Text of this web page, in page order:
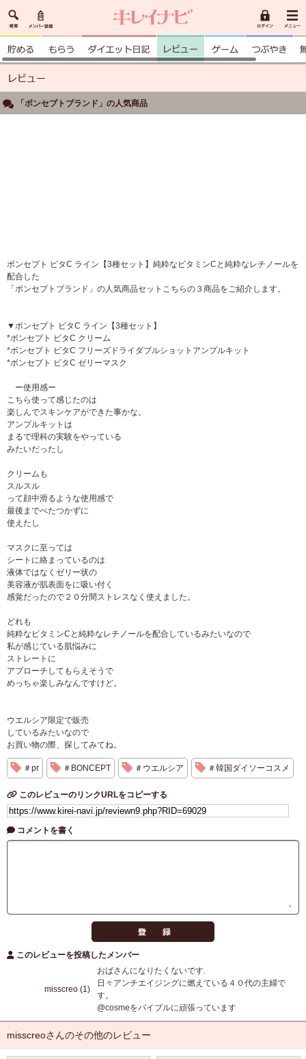
「ボンセプトブランド」の人気商品
ボンセプト ビタC ライン【3種セット】純粋なビタミンCと純粋なレチノールを
配合した
「ボンセプトブランド」の人気商品セットこちらの３商品をご紹介します。
▼ボンセプト ビタC ライン【3種セット】
*ボンセプト ビタC クリーム
*ボンセプト ビタC フリーズドライダブルショットアンプルキット
*ボンセプト ビタC ゼリーマスク
ー使用感ー
こちら使って感じたのは
楽しんでスキンケアができた事かな。
アンプルキットは
まるで理科の実験をやっている
みたいだったし
クリームも
スルスル
って顔中滑るような使用感で
最後までべたつかずに
使えたし
マスクに至っては
シートに絡まっているのは
液体ではなくゼリー状の
美容液が肌表面をに吸い付く
感覚だったので２０分間ストレスなく使えました。
どれも
純粋なビタミンCと純粋なレチノールを配合しているみたいなので
私が感じている肌悩みに
ストレートに
アプローチしてもらえそうで
めっちゃ楽しみなんですけど。
ウエルシア限定で販売
しているみたいなので
お買い物の際、探してみてね。
＃pr ＃BONCEPT ＃ウエルシア ＃韓国ダイソーコスメ
このレビューのリンクURLをコピーする
コメントを書く
このレビューを投稿したメンバー
misscreo (1)
おばさんになりたくないです.
日々アンチエイジングに燃えている４０代の主婦で
す。
@cosmeをバイブルに頑張っています
misscreoさんのその他のレビュー